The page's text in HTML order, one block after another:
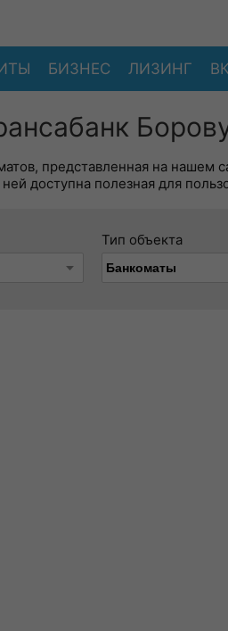
БИЗНЕС ЛИЗИНГ
представленная на
доступна полезная для
Тип объекта